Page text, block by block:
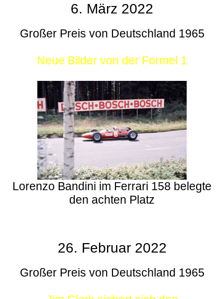
6. März 2022
Großer Preis von Deutschland 1965
Neue Bilder von der Formel 1
Lorenzo Bandini im Ferrari 158 belegte
den achten Platz
26. Februar 2022
Großer Preis von Deutschland 1965